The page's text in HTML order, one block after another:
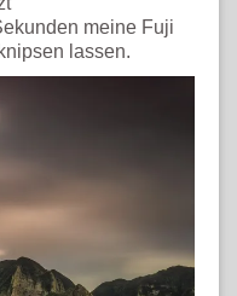
meine Fuji
lassen.